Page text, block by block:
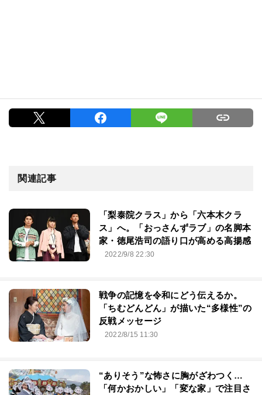
関連記事
「梨泰院クラス」から「六本木クラ
ス」へ。「おっさんずラブ」の名脚本
家・徳尾浩司の語り口が高める高揚感
2022/9/8 22:30
戦争の記憶を令和にどう伝えるか。
「ちむどんどん」が描いた“多様性”の
反戦メッセージ
2022/8/15 11:30
“ありそう”な怖さに胸がざわつく…
「何かおかしい」「変な家」で注目さ